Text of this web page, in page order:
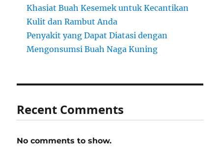
Khasiat Buah Kesemek untuk Kecantikan
Kulit dan Rambut Anda
Penyakit yang Dapat Diatasi dengan
Mengonsumsi Buah Naga Kuning
Recent Comments
No comments to show.